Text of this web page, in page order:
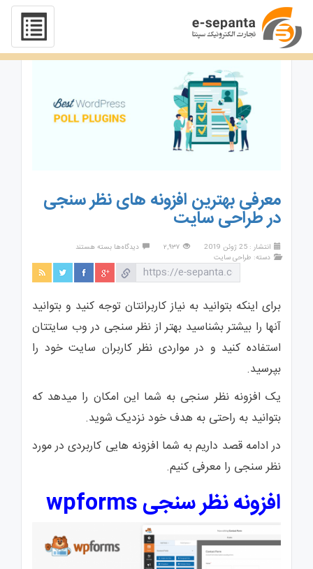
معرفی بهترین افزونه های نظر سنجی
در طراحی سایت
انتشار : 25 ژوئن 2019 ۲,۹۳۷ دیدگاه‌ها برای
بهترین
افزونه
های
سنجی
در
طراحی
سایت
بسته هستند
دسته: طراحی سایت
برای اینکه بتوانید به نیاز کاربرانتان توجه کنید و بتوانید
آنها را بیشتر بشناسید بهتر از نظر سنجی در وب سایتتان
استفاده کنید و در مواردی نظر کاربران سایت خود را
بپرسید.
یک افزونه نظر سنجی به شما این امکان را میدهد که
بتوانید به راحتی به هدف خود نزدیک شوید.
در ادامه قصد داریم به شما افزونه هایی کاربردی در مورد
نظر سنجی را معرفی کنیم.
افزونه نظر سنجی wpforms